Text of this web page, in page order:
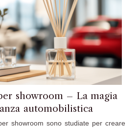
showroom – La magia
automobilistica
showroom sono studiate per creare